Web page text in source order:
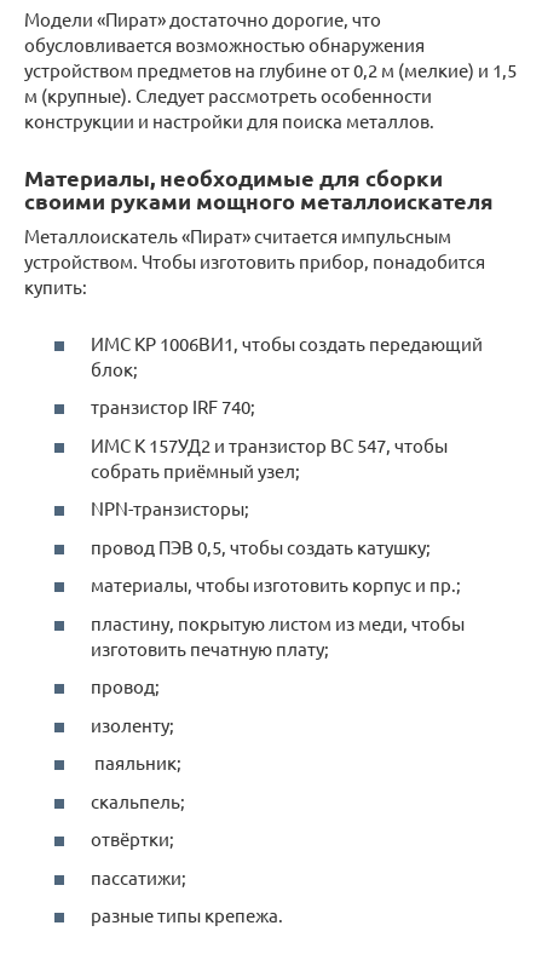
Модели «Пират» достаточно дорогие, что
обусловливается возможностью обнаружения
устройством предметов на глубине от 0,2 м (мелкие) и 1,5
м (крупные). Следует рассмотреть особенности
конструкции и настройки для поиска металлов.
Материалы, необходимые для сборки
своими руками мощного металлоискателя
Металлоискатель «Пират» считается импульсным
устройством. Чтобы изготовить прибор, понадобится
купить:
ИМС КР 1006ВИ1, чтобы создать передающий
блок;
транзистор IRF 740;
ИМС К 157УД2 и транзистор ВС 547, чтобы
собрать приёмный узел;
NPN-транзисторы;
провод ПЭВ 0,5, чтобы создать катушку;
материалы, чтобы изготовить корпус и пр.;
пластину, покрытую листом из меди, чтобы
изготовить печатную плату;
провод;
изоленту;
паяльник;
скальпель;
отвёртки;
пассатижи;
разные типы крепежа.